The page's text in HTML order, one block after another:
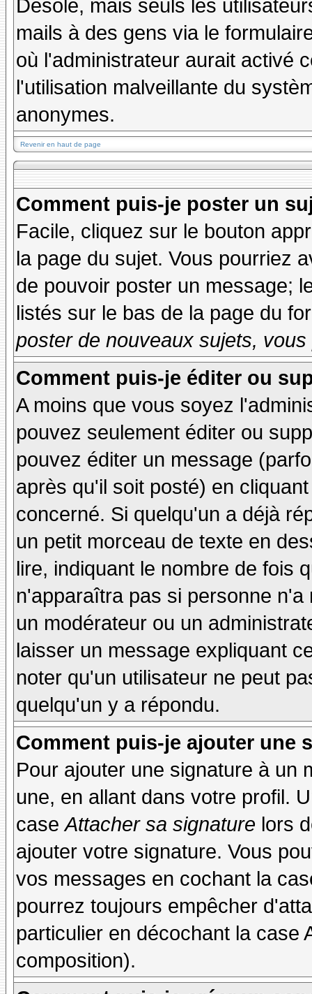
Désolé, mais seuls les
mails à des gens via le
où l'administrateur aurait activé
l'utilisation malveillante du
anonymes.
Revenir en haut de page
Comment puis-je poster un
Facile, cliquez sur le bouton
la page du sujet. Vous pourriez
de pouvoir poster un message;
listés sur le bas de la page du
poster de nouveaux sujets,
Comment puis-je éditer ou
A moins que vous soyez
pouvez seulement éditer ou
pouvez éditer un message
après qu'il soit posté) en
concerné. Si quelqu'un a déjà
un petit morceau de texte en
lire, indiquant le nombre de fois
n'apparaîtra pas si personne
un modérateur ou un
laisser un message expliquant
noter qu'un utilisateur ne peut
quelqu'un y a répondu.
Comment puis-je ajouter une
Pour ajouter une signature à un
une, en allant dans votre profil.
caseAttacher sa signature lors
ajouter votre signature. Vous
vos messages en cochant la
pourrez toujours empêcher
particulier en décochant la case
composition).